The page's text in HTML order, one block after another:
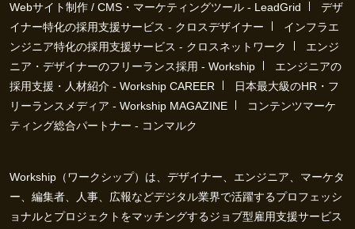
Webサイト制作 / CMS・マーケティングツール - LeadGrid
デザ
イナー特化の採用支援サービス - クロスデザイナー
インフラエ
ンジニア特化の採用支援サービス - クロスネットワーク
エンジ
ニア・デザイナーのフリーランス採用 - Workship
エンジニアの
採用支援・人材紹介 - Workship CAREER
日本最大級のHR・フ
リーランスメディア - Workship MAGAZINE
コンテンツマーケ
ティング総合パートナー - コンマルク
Workship（ワークシップ）は、デザイナー、エンジニア、マーケタ
ー、編集者、人事、広報などデジタル業界で活躍するプロフェッシ
ョナルとプロジェクトをマッチングするジョブ型雇用支援サービス